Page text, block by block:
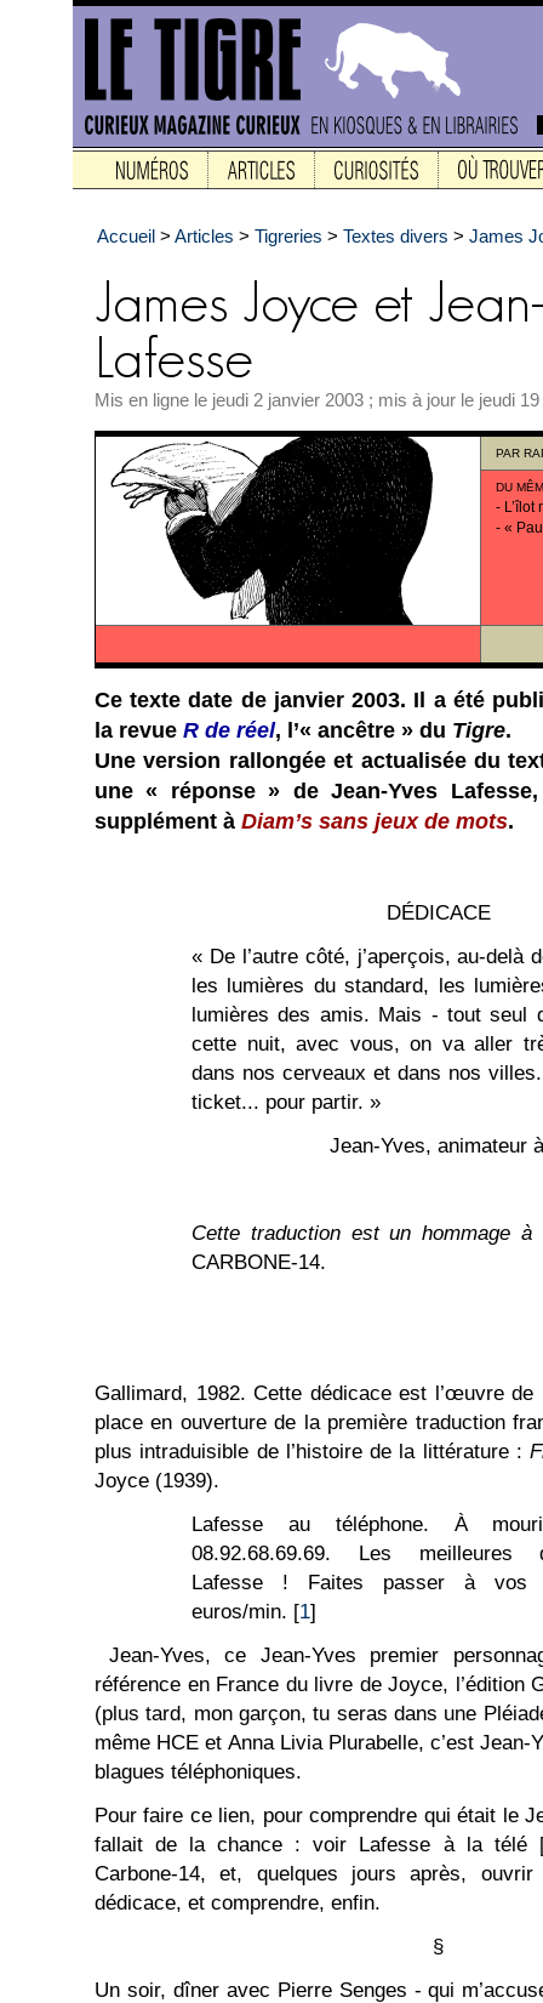
Accueil > Articles > Tigreries > Textes divers > James
Mis en ligne le jeudi 2 janvier 2003 ; mis à jour le jeudi
PAR
DU
- L’îlot
- «
Ce texte date de janvier 2003. Il a été
la revue R de réel, l’« ancêtre » du Tigre.
Une version rallongée et actualisée du
une « réponse » de Jean-Yves
supplément à Diam’s sans jeux de mots.
DÉDICACE
« De l’autre côté, j’aperçois, au-delà
les lumières du standard, les
lumières des amis. Mais - tout seul
cette nuit, avec vous, on va aller
dans nos cerveaux et dans nos
ticket... pour partir. »
Jean-Yves, animateur
Cette traduction est un hommage à
CARBONE-14.
Gallimard, 1982. Cette dédicace est l’œuvre de
place en ouverture de la première traduction
plus intraduisible de l’histoire de la littérature :
Joyce (1939).
Lafesse au téléphone. À
08.92.68.69.69. Les meilleures
Lafesse ! Faites passer à vos
euros/min. [1]
Jean-Yves, ce Jean-Yves premier
référence en France du livre de Joyce, l’édition
(plus tard, mon garçon, tu seras dans une
même HCE et Anna Livia Plurabelle, c’est Jean-
blagues téléphoniques.
Pour faire ce lien, pour comprendre qui était le
fallait de la chance : voir Lafesse à la télé
Carbone-14, et, quelques jours après,
dédicace, et comprendre, enfin.
§
Un soir, dîner avec Pierre Senges - qui